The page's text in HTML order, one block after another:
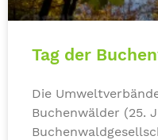
Tag der
Die
Buchenwälder (25.